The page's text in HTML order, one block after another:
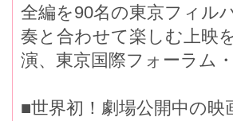
全編を90名の東京フィル
奏と合わせて楽しむ上映
演、東京国際フォーラム
■世界初！劇場公開中の